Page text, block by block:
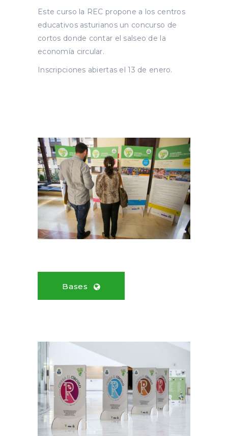
Este curso la REC propone a los centros
educativos asturianos un concurso de
cortos donde contar el salseo de la
economía circular.
Inscripciones abiertas el 13 de enero.
Bases